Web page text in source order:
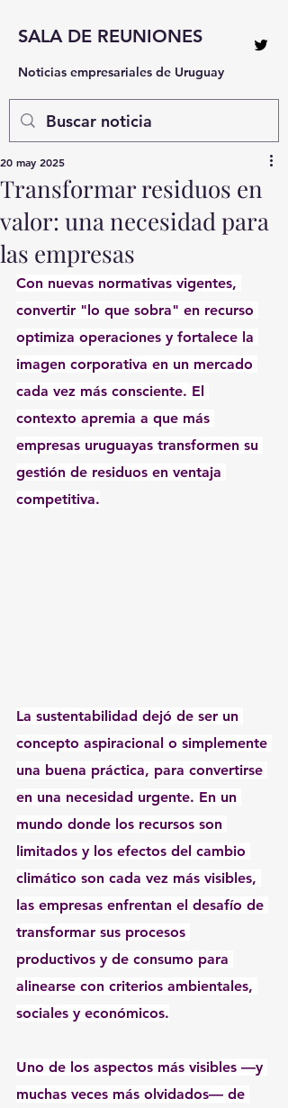
SALA DE REUNIONES
Noticias empresariales de Uruguay
Transformar residuos en
valor: una necesidad para
las empresas
20 may 2025
Con nuevas normativas vigentes,
convertir "lo que sobra" en recurso
optimiza operaciones y fortalece la
imagen corporativa en un mercado
cada vez más consciente. El
contexto apremia a que más
empresas uruguayas transformen su
gestión de residuos en ventaja
competitiva.
La sustentabilidad dejó de ser un
concepto aspiracional o simplemente
una buena práctica, para convertirse
en una necesidad urgente. En un
mundo donde los recursos son
limitados y los efectos del cambio
climático son cada vez más visibles,
las empresas enfrentan el desafío de
transformar sus procesos
productivos y de consumo para
alinearse con criterios ambientales,
sociales y económicos.
Uno de los aspectos más visibles —y
muchas veces más olvidados— de